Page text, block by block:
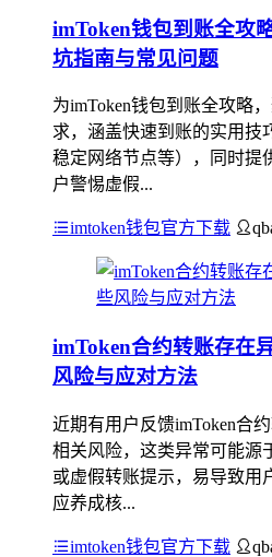
imToken钱包到账全攻
坑指南与常见问题
为imToken钱包到账全攻略
求，涵盖快速到账的实用技
稳定网络节点等），同时提
户警惕虚假...
imtoken钱包官方下载
imToken合约转账存在
风险与应对方法
近期有用户反馈imToken合
相关风险，这类异常可能源
或虚假转账提示，易导致用
应养成核...
imtoken钱包官方下载